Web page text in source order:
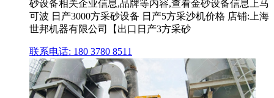
砂设备相关企业信息,品牌等内容,查看金砂设备信息上马
可波 日产3000方采砂设备 日产5方采沙机价格 店铺:上海
世邦机器有限公司【出口日产3方采砂
联系电话: 180 3780 8511